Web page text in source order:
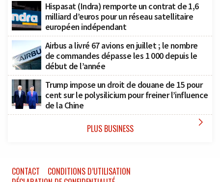
Hispasat (Indra) remporte un contrat de 1,6
milliard d’euros pour un réseau satellitaire
européen indépendant
Airbus a livré 67 avions en juillet ; le nombre
de commandes dépasse les 1 000 depuis le
début de l’année
Trump impose un droit de douane de 15 pour
cent sur le polysilicium pour freiner l’influence
de la Chine
PLUS BUSINESS 
CONTACT
CONDITIONS D’UTILISATION